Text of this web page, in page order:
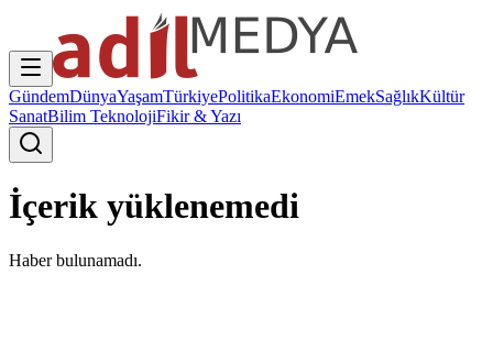
GündemDünyaYaşamTürkiyePolitikaEkonomiEmekSağlıkKültür
SanatBilim TeknolojiFikir & Yazı
İçerik yüklenemedi
Haber bulunamadı.